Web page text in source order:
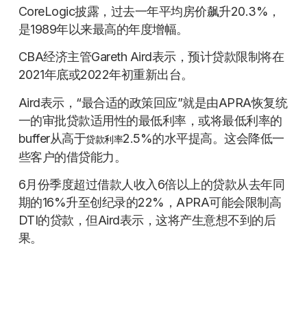
CoreLogic披露，过去一年平均房价飙升20.3%，
是1989年以来最高的年度增幅。
CBA经济主管Gareth Aird表示，预计贷款限制将在
2021年底或2022年初重新出台。
Aird表示，“最合适的政策回应”就是由APRA恢复统
一的审批贷款适用性的最低利率，或将最低利率的
buffer从高于贷款利率2.5%的水平提高。这会降低一
些客户的借贷能力。
6月份季度超过借款人收入6倍以上的贷款从去年同
期的16%升至创纪录的22%，APRA可能会限制高
DTI的贷款，但Aird表示，这将产生意想不到的后
果。